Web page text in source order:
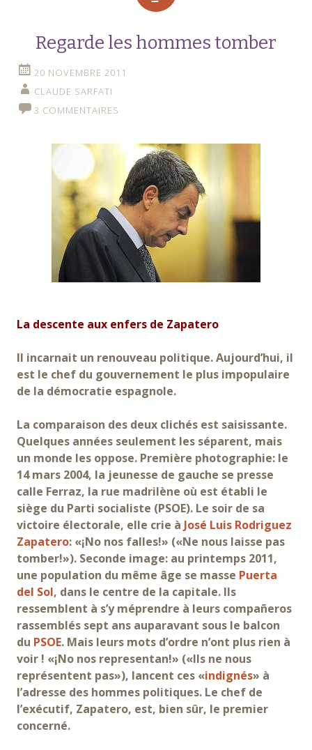
Regarde les hommes tomber
20 NOVEMBRE 2011
CLAUDE SARFATI
3 COMMENTAIRES
La descente aux enfers de Zapatero
Il incarnait un renouveau politique. Aujourd’hui, il
est le chef du gouvernement le plus impopulaire
de la démocratie espagnole.
La comparaison des deux clichés est saisissante.
Quelques années seulement les séparent, mais
un monde les oppose. Première photographie: le
14 mars 2004, la jeunesse de gauche se presse
calle Ferraz, la rue madrilène où est établi le
siège du Parti socialiste (PSOE). Le soir de sa
victoire électorale, elle crie à José Luis Rodriguez
Zapatero: «¡No nos falles!» («Ne nous laisse pas
tomber!»). Seconde image: au printemps 2011,
une population du même âge se masse Puerta
del Sol, dans le centre de la capitale. Ils
ressemblent à s’y méprendre à leurs compañeros
rassemblés sept ans auparavant sous le balcon
du PSOE. Mais leurs mots d’ordre n’ont plus rien à
voir ! «¡No nos representan!» («Ils ne nous
représentent pas»), lancent ces «indignés» à
l’adresse des hommes politiques. Le chef de
l’exécutif, Zapatero, est, bien sûr, le premier
concerné.